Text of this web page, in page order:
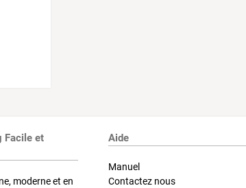
Facile et
moderne et en
Aide
Manuel
Contactez nous